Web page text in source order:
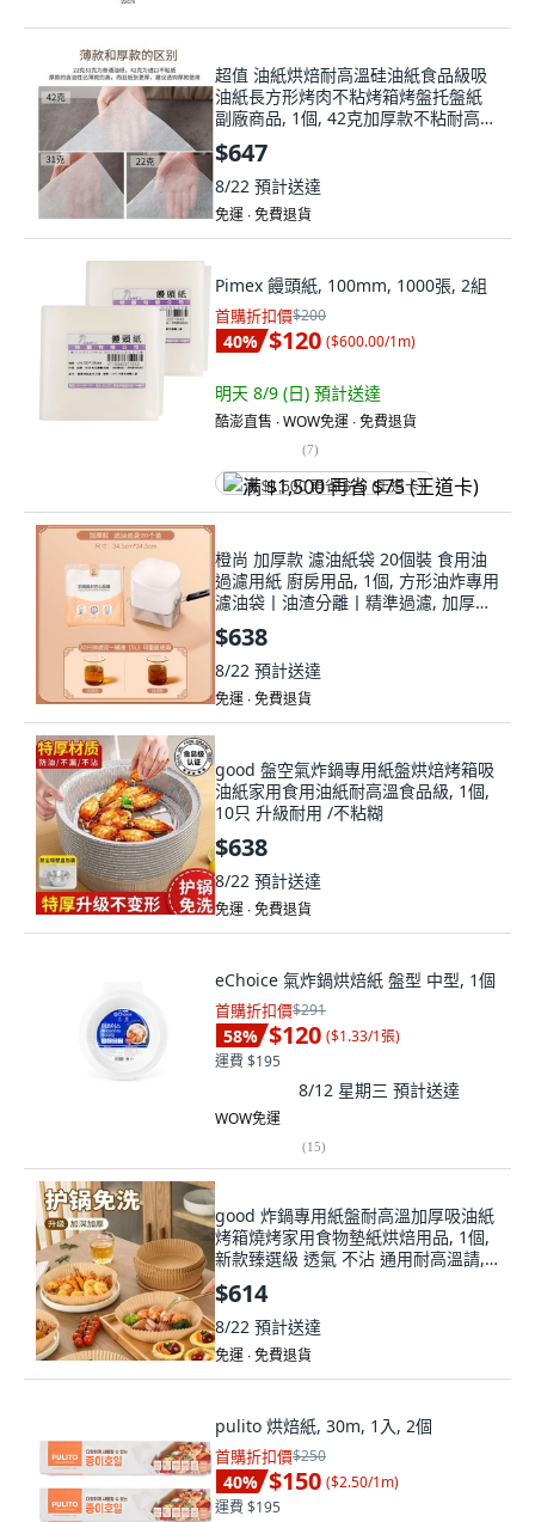
超值 油紙烘焙耐高溫硅油紙食品級吸
油紙長方形烤肉不粘烤箱烤盤托盤紙
副廠商品, 1個, 42克加厚款不粘耐高溫
50張,長方形15*20CM 便宜
$647
8/22 預計送達
免運 ∙ 免費退貨
Pimex 饅頭紙, 100mm, 1000張, 2組
首購折扣價$200
40% $120 ($600.00/1m)
明天 8/9 (日) 預計送達
酷澎直售 ∙ WOW免運 ∙ 免費退貨
(7)
满 $1,500 再省 $75 (王道卡)
橙尚 加厚款 濾油紙袋 20個裝 食用油
過濾用紙 廚房用品, 1個, 方形油炸專用
濾油袋丨油渣分離丨精準過濾, 加厚款-
重複使用 10個裝
$638
8/22 預計送達
免運 ∙ 免費退貨
good 盤空氣炸鍋專用紙盤烘焙烤箱吸
油紙家用食用油紙耐高溫食品級, 1個,
10只 升級耐用 /不粘糊
$638
8/22 預計送達
免運 ∙ 免費退貨
eChoice 氣炸鍋烘焙紙 盤型 中型, 1個
首購折扣價$291
58% $120 ($1.33/1張)
運費 $195
8/12 星期三 預計送達
WOW免運
(15)
good 炸鍋專用紙盤耐高溫加厚吸油紙
烤箱燒烤家用食物墊紙烘焙用品, 1個,
新款臻選級 透氣 不沾 通用耐高溫請,
新款品質臻選:50張 透氣不沾 通用耐高
$614
8/22 預計送達
免運 ∙ 免費退貨
pulito 烘焙紙, 30m, 1入, 2個
首購折扣價$250
40% $150 ($2.50/1m)
運費 $195